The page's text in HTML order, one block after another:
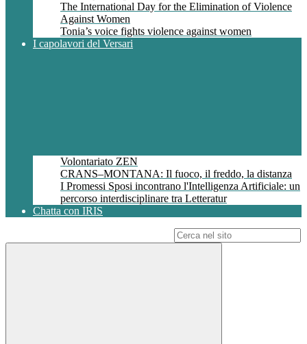
The International Day for the Elimination of Violence
Against Women
Tonia’s voice fights violence against women
I capolavori del Versari
Volontariato ZEN
CRANS–MONTANA: Il fuoco, il freddo, la distanza
I Promessi Sposi incontrano l'Intelligenza Artificiale: un
percorso interdisciplinare tra Letteratur
Chatta con IRIS